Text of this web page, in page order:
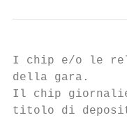
I chip e/o le
della gara.
Il chip
titolo di